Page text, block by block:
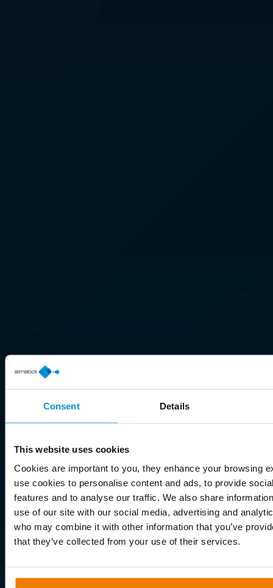
Consent Details
This website uses cookies
Cookies are important to you, they enhance your browsing
use cookies to personalise content and ads, to provide
features and to analyse our traffic. We also share
use of our site with our social media, advertising and
who may combine it with other information that you’ve
that they’ve collected from your use of their services.